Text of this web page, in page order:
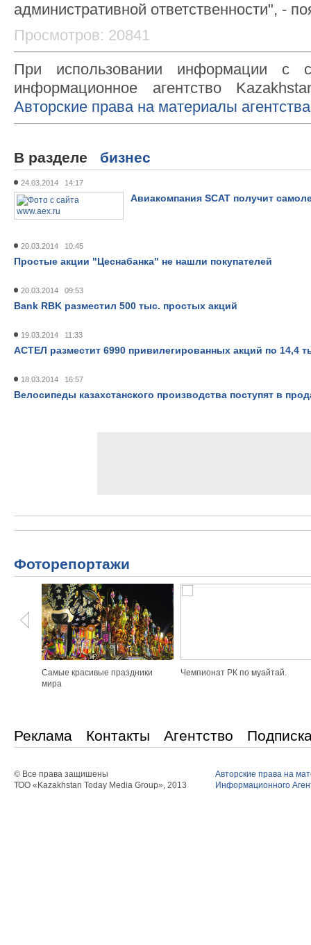
административной ответственности", -
Просмотров: 20841
При использовании информации с
информационное агентство
Авторские права на материалы
В разделе бизнес
24.03.2014 14:17
Авиакомпания SCAT получит
20.03.2014 10:45
Простые акции "Цеснабанка" не нашли покупателей
20.03.2014 09:53
Bank RBK разместил 500 тыс. простых акций
19.03.2014 11:33
АСТЕЛ разместит 6990 привилегированных акций по 14,4
18.03.2014 16:57
Велосипеды казахстанского производства поступят в
Фоторепортажи
Самые красивые праздники
мира
Чемпионат РК по муайтай.
Реклама Контакты Агентство
© Все права защишены
ТОО «Kazakhstan Today Media Group», 2013
Авторские права на
Информационного